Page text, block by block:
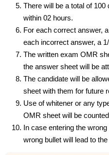
There will be a total of
within 02 hours.
For each correct answer,
each incorrect answer, a
The written exam OMR
the answer sheet will be
The candidate will be
sheet with them for future
Use of whitener or any
OMR sheet will be
In case entering the
wrong bullet will lead to